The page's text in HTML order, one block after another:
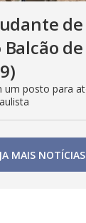
um posto para
MAIS NOTÍCIAS